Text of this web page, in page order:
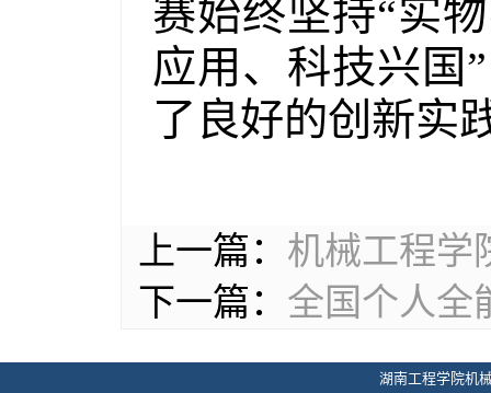
赛始终坚持“实
应用、科技兴国
了良好的创新实
上一篇： 机械工程学
下一篇： 全国个人全
湖南工程学院机